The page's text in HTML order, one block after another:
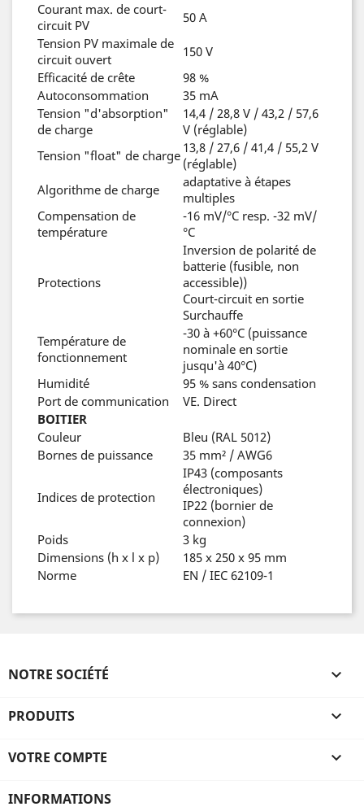
Courant max. de court-
circuit PV
50 A
Tension PV maximale de
circuit ouvert
150 V
Efficacité de crête
98 %
Autoconsommation
35 mA
Tension "d'absorption"
de charge
14,4 / 28,8 V / 43,2 / 57,6
V (réglable)
Tension "float" de charge 13,8 / 27,6 / 41,4 / 55,2 V
(réglable)
Algorithme de charge
adaptative à étapes
multiples
Compensation de
température
-16 mV/°C resp. -32 mV/
°C
Protections
Inversion de polarité de
batterie (fusible, non
accessible))
Court-circuit en sortie
Surchauffe
Température de
fonctionnement
-30 à +60°C (puissance
nominale en sortie
jusqu'à 40°C)
Humidité
95 % sans condensation
Port de communication
VE. Direct
BOITIER
Couleur
Bleu (RAL 5012)
Bornes de puissance
35 mm² / AWG6
Indices de protection
IP43 (composants
électroniques)
IP22 (bornier de
connexion)
Poids
3 kg
Dimensions (h x l x p)
185 x 250 x 95 mm
Norme
EN / IEC 62109-1
NOTRE SOCIÉTÉ 
PRODUITS 
VOTRE COMPTE 
INFORMATIONS